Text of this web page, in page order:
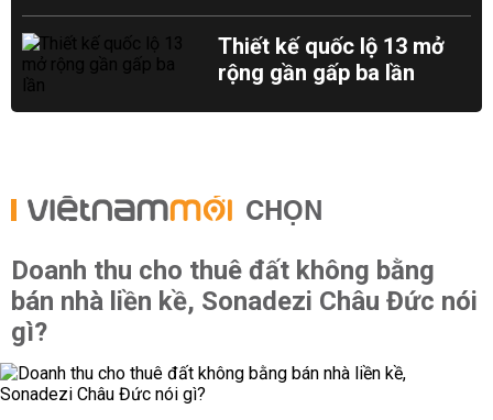
Thiết kế quốc lộ 13 mở
rộng gần gấp ba lần
CHỌN
Doanh thu cho thuê đất không bằng
bán nhà liền kề, Sonadezi Châu Đức nói
gì?